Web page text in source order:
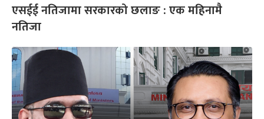
एसईई नतिजामा सरकारको छलाङ : एक महिनामै
नतिजा